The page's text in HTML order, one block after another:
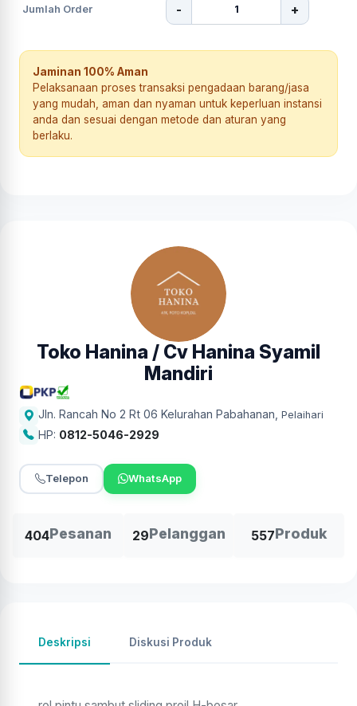
Jumlah Order - +
Jaminan 100% Aman
Pelaksanaan proses transaksi pengadaan barang/jasa
yang mudah, aman dan nyaman untuk keperluan instansi
anda dan sesuai dengan metode dan aturan yang
berlaku.
Toko Hanina / Cv Hanina Syamil
Mandiri
Jln. Rancah No 2 Rt 06 Kelurahan Pabahanan Pelaihari
HP: 0812-5046-2929
Telepon WhatsApp
404Pesanan 29Pelanggan 557Produk
Deskripsi Diskusi Produk